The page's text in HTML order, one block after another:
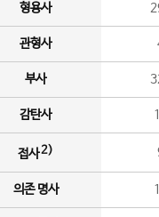
형용사
관형사
부사
감탄사
접사2)
의존 명사